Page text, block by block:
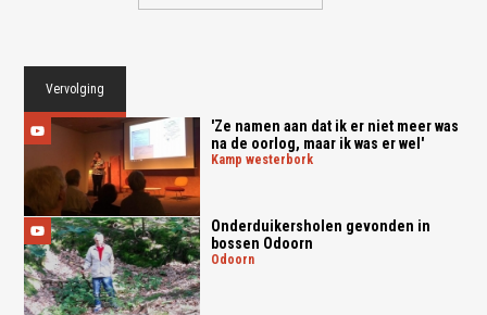
Vervolging
'Ze namen aan dat ik er niet meer was
na de oorlog, maar ik was er wel'
kamp westerbork
Onderduikersholen gevonden in
bossen Odoorn
odoorn